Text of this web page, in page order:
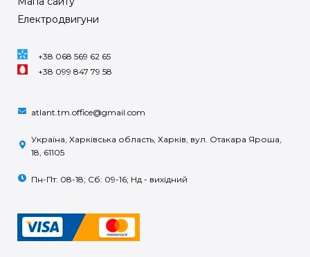
Електродвигуни
+38 068 569 62 65
+38 099 847 79 58
atlant.tm.office@gmail.com
Україна, Харківська область, Харків, вул. Отакара Яроша,
18, 61105
Пн-Пт: 08-18; Сб: 09-16; Нд - вихідний